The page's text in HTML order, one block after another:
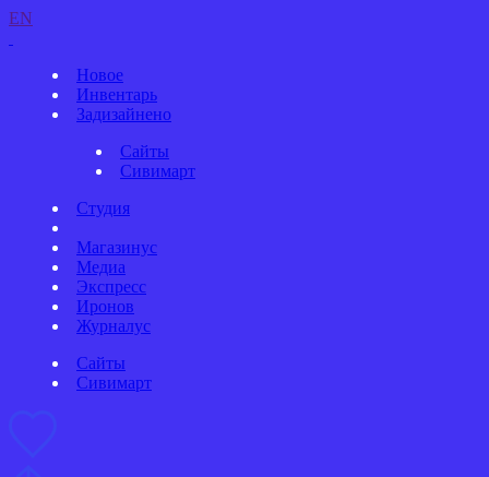
EN
Новое
Инвентарь
Задизайнено
Сайты
Сивимарт
Студия
Магазинус
Медиа
Экспресс
Иронов
Журналус
Сайты
Сивимарт